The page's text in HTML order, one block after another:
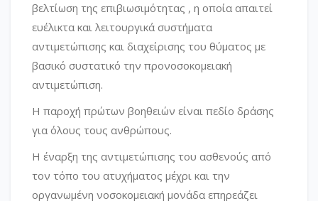
βελτίωση της επιβιωσιμότητας , η οποία απαιτεί
ευέλικτα και λειτουργικά συστήματα
αντιμετώπισης και διαχείρισης του θύματος με
βασικό συστατικό την προνοσοκομειακή
αντιμετώπιση.
Η παροχή πρώτων βοηθειών είναι πεδίο δράσης
για όλους τους ανθρώπους.
Η έναρξη της αντιμετώπισης του ασθενούς από
τον τόπο του ατυχήματος μέχρι και την
οργανωμένη νοσοκομειακή μονάδα επηρεάζει